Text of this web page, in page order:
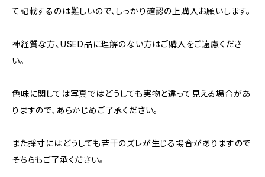
て記載するのは難しいので、しっかり確認の上購入お願いします。
神経質な方、USED品に理解のない方はご購入をご遠慮くださ
い。
色味に関しては写真ではどうしても実物と違って見える場合があ
りますので、あらかじめご了承ください。
また採寸にはどうしても若干のズレが生じる場合がありますので
そちらもご了承ください。